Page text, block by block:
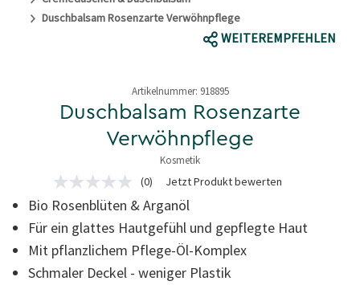
Duschbalsam Rosenzarte Verwöhnpflege
WEITEREMPFEHLEN
Artikelnummer: 918895
Duschbalsam Rosenzarte
Verwöhnpflege
Kosmetik
4,9 von 5 Sternen
Kein
Beurteilungswert
Link
auf
derselben
Seite.
(0) Jetzt Produkt bewerten
Bio Rosenblüten & Arganöl
Für ein glattes Hautgefühl und gepflegte Haut
Mit pflanzlichem Pflege-Öl-Komplex
Schmaler Deckel - weniger Plastik